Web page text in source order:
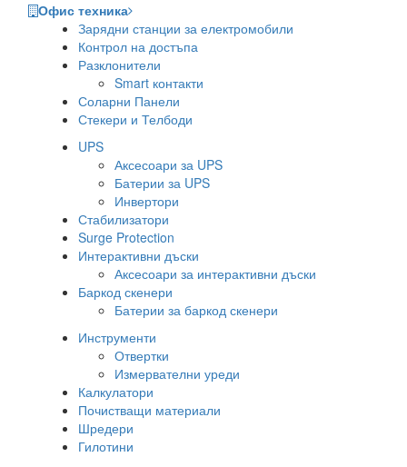
Офис техника
Зарядни станции за електромобили
Контрол на достъпа
Разклонители
Smart контакти
Соларни Панели
Стекери и Телбоди
UPS
Аксесоари за UPS
Батерии за UPS
Инвертори
Стабилизатори
Surge Protection
Интерактивни дъски
Аксесоари за интерактивни дъски
Баркод скенери
Батерии за баркод скенери
Инструменти
Отвертки
Измервателни уреди
Калкулатори
Почистващи материали
Шредери
Гилотини